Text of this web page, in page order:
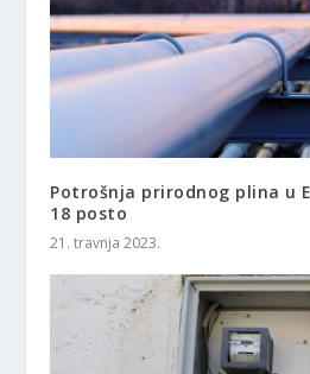
Potrošnja prirodnog plina u
18 posto
21. travnja 2023.